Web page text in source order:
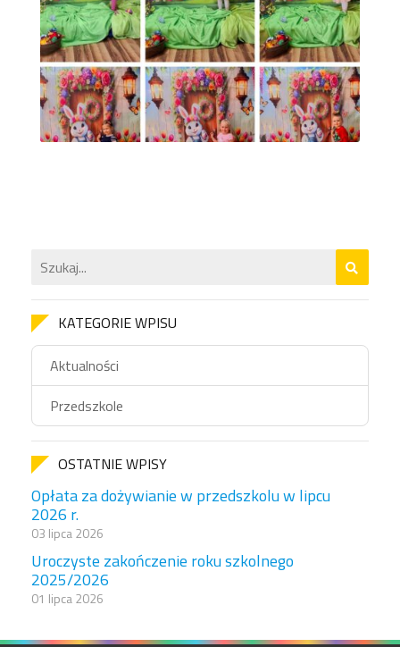
KATEGORIE WPISU
Aktualności
Przedszkole
OSTATNIE WPISY
Opłata za dożywianie w przedszkolu w lipcu
2026 r.
03 lipca 2026
Uroczyste zakończenie roku szkolnego
2025/2026
01 lipca 2026